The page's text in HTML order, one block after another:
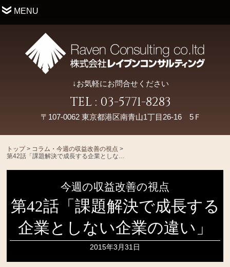
MENU
↓お気軽にお問合せください
TEL : 03-5771-8283
〒107-0062 東京都港区南青山1丁目26-16 5Ｆ
トップ> コラム・今週の収益改善の視点 >
今週の収益改善の視点
第42話「課題解決で成長する
企業としない企業の違い」
2015年3月31日